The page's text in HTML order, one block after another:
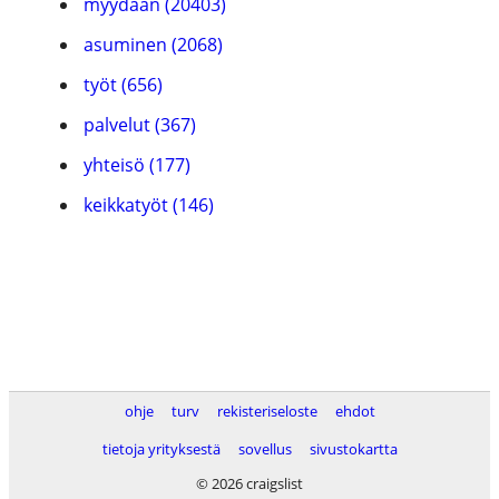
asuminen (2068)
työt (656)
palvelut (367)
yhteisö (177)
keikkatyöt (146)
ohje turv rekisteriseloste
ehdot
tietoja yrityksestä
sovellus
sivustokartta
© 2026 craigslist